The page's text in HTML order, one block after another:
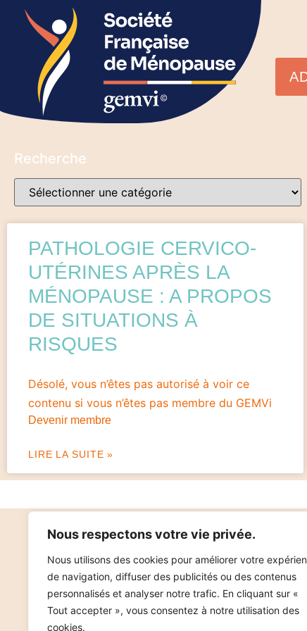
Nous respectons votre vie privée.
Nous utilisons des cookies pour améliorer votre
de navigation, diffuser des publicités ou des contenus
personnalisés et analyser notre trafic. En cliquant sur «
Tout accepter », vous consentez à notre utilisation des
cookies.
Recherche
PATHOLOGIE CERVICO-
UTÉRINES APRÈS LA
MÉNOPAUSE : A PROPOS
DE SITUATIONS À
RISQUES
Désolé, vous n’êtes pas autorisé à voir ce
contenu si vous n’êtes pas membre du GEMVi
Devenir membre
LIRE LA SUITE »